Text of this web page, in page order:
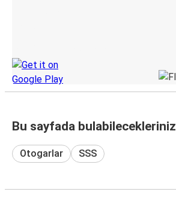
Bu sayfada bulabilecekleriniz
Otogarlar SSS